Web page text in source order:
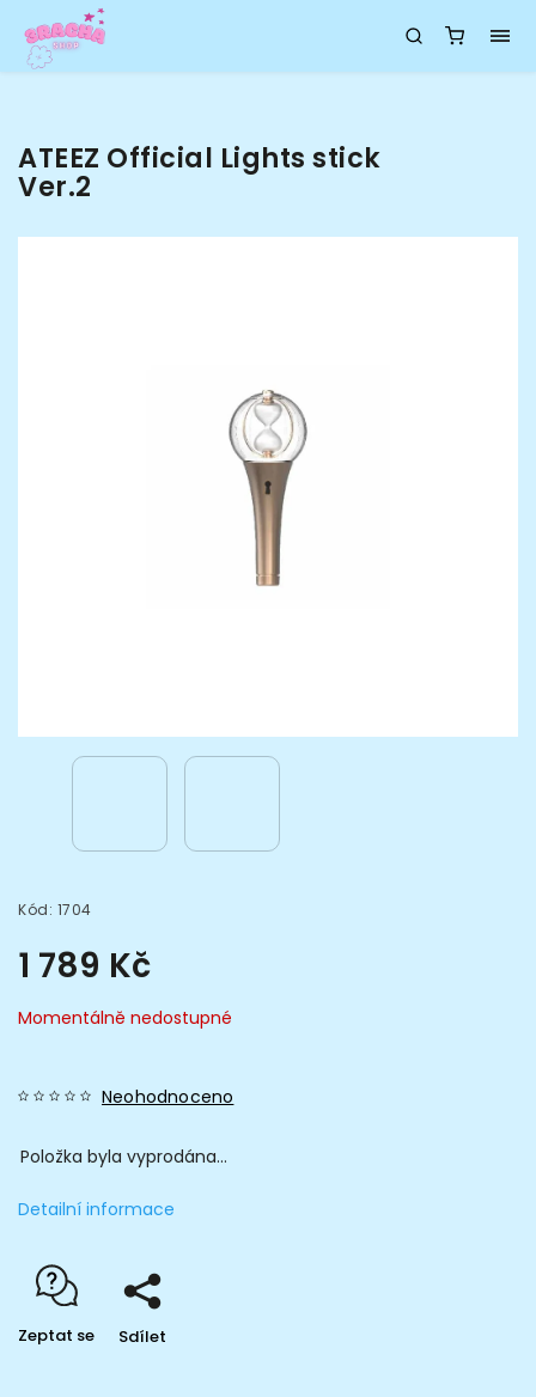
ATEEZ Official Lights stick
Ver.2
Kód: 1704
1 789 Kč
Momentálně nedostupné
Neohodnoceno
Položka byla vyprodána…
Detailní informace
Zeptat se Sdílet